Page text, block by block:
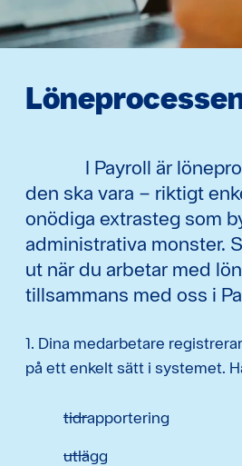
I Payroll är
den ska vara – riktigt
onödiga extrasteg som
administrativa monster.
ut när du arbetar med
tillsammans med oss i
1. Dina medarbetare
på ett enkelt sätt i systemet.
tidrapportering
utlägg